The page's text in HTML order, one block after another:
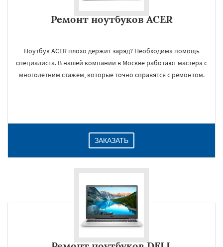
Ремонт ноутбуков ACER
Ноутбук ACER плохо держит заряд? Необходима помощь
специалиста. В нашей компании в Москве работают мастера с
многолетним стажем, которые точно справятся с ремонтом.
ЗАКАЗАТЬ